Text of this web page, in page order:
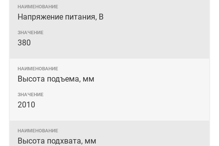
Напряжение питания, В
380
Высота подъема, мм
2010
Высота подхвата, мм